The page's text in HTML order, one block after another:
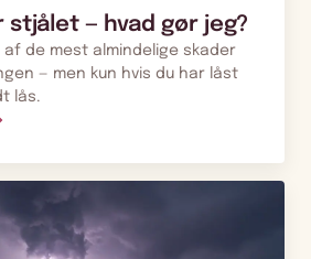
stjålet — hvad gør jeg?
af de mest almindelige skader
— men kun hvis du har låst
lås.